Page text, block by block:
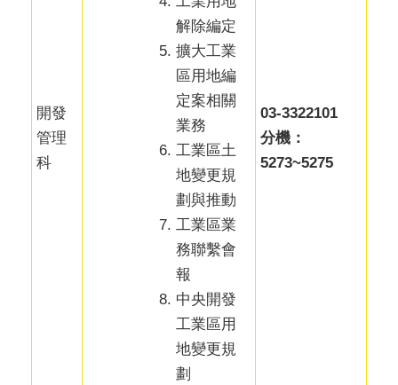
開發
管理
科
解除編定
擴大工業
區用地編
定案相關
業務
工業區土
地變更規
劃與推動
工業區業
務聯繫會
報
中央開發
工業區用
地變更規
劃
03-3322101
分機：
5273~5275